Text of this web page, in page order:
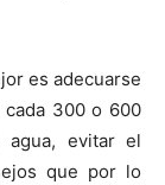
es adecuarse
300 o 600
agua, evitar el
que por lo